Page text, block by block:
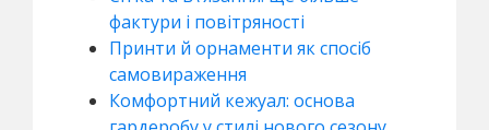
фактури і повітряності
Принти й орнаменти як спосіб
самовираження
Комфортний кежуал: основа